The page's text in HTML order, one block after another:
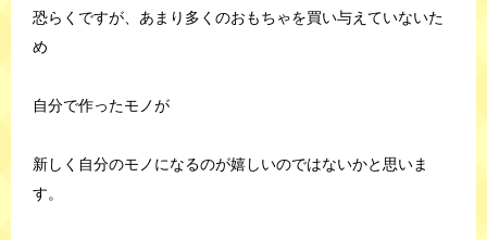
恐らくですが、あまり多くのおもちゃを買い与えていないた
め
自分で作ったモノが
新しく自分のモノになるのが嬉しいのではないかと思いま
す。